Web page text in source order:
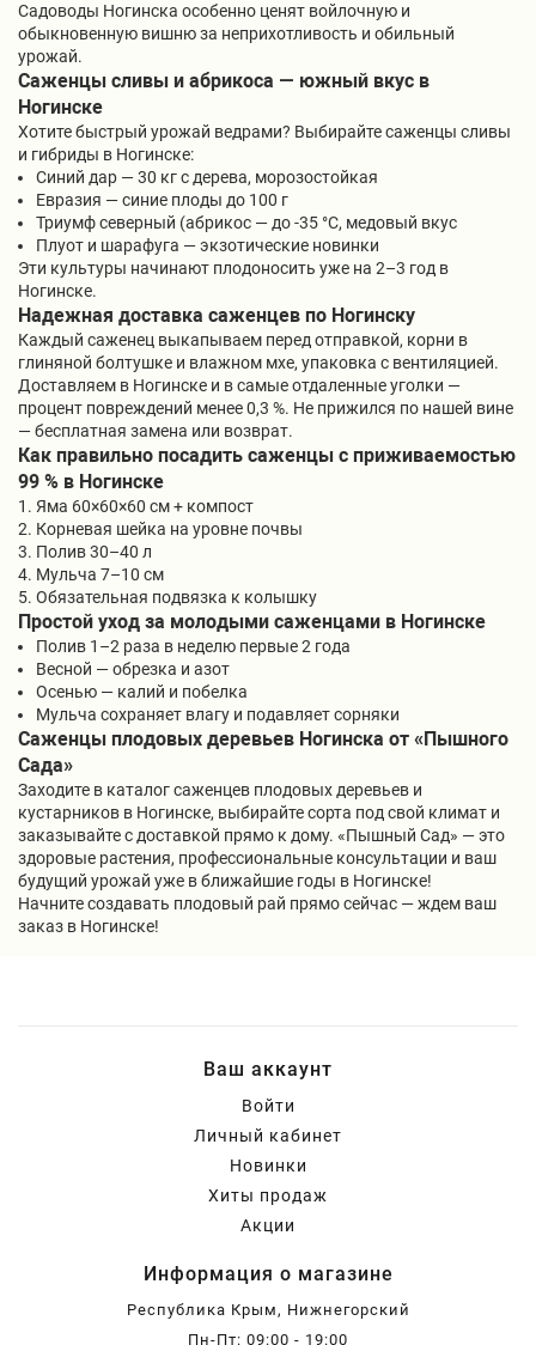
Садоводы Ногинска особенно ценят войлочную и
обыкновенную вишню за неприхотливость и обильный
урожай.
Саженцы сливы и абрикоса — южный вкус в
Ногинске
Хотите быстрый урожай ведрами? Выбирайте саженцы сливы
и гибриды в Ногинске:
Синий дар — 30 кг с дерева, морозостойкая
Евразия — синие плоды до 100 г
Триумф северный (абрикос — до -35 °C, медовый вкус
Плуот и шарафуга — экзотические новинки
Эти культуры начинают плодоносить уже на 2–3 год в
Ногинске.
Надежная доставка саженцев по Ногинску
Каждый саженец выкапываем перед отправкой, корни в
глиняной болтушке и влажном мхе, упаковка с вентиляцией.
Доставляем в Ногинске и в самые отдаленные уголки —
процент повреждений менее 0,3 %. Не прижился по нашей вине
— бесплатная замена или возврат.
Как правильно посадить саженцы с приживаемостью
99 % в Ногинске
Яма 60×60×60 см + компост
Корневая шейка на уровне почвы
Полив 30–40 л
Мульча 7–10 см
Обязательная подвязка к колышку
Простой уход за молодыми саженцами в Ногинске
Полив 1–2 раза в неделю первые 2 года
Весной — обрезка и азот
Осенью — калий и побелка
Мульча сохраняет влагу и подавляет сорняки
Саженцы плодовых деревьев Ногинска от «Пышного
Сада»
Заходите в каталог саженцев плодовых деревьев и
кустарников в Ногинске, выбирайте сорта под свой климат и
заказывайте с доставкой прямо к дому. «Пышный Сад» — это
здоровые растения, профессиональные консультации и ваш
будущий урожай уже в ближайшие годы в Ногинске!
Начните создавать плодовый рай прямо сейчас — ждем ваш
заказ в Ногинске!
Ваш аккаунт
Войти
Личный кабинет
Новинки
Хиты продаж
Акции
Информация о магазине
Республика Крым, Нижнегорский
Пн-Пт: 09:00 - 19:00